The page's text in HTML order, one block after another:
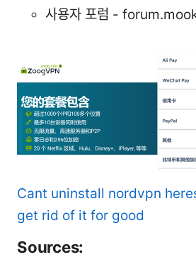
사용자 포럼 -
Cant uninstall nordvpn
get rid of it for good
Sources: